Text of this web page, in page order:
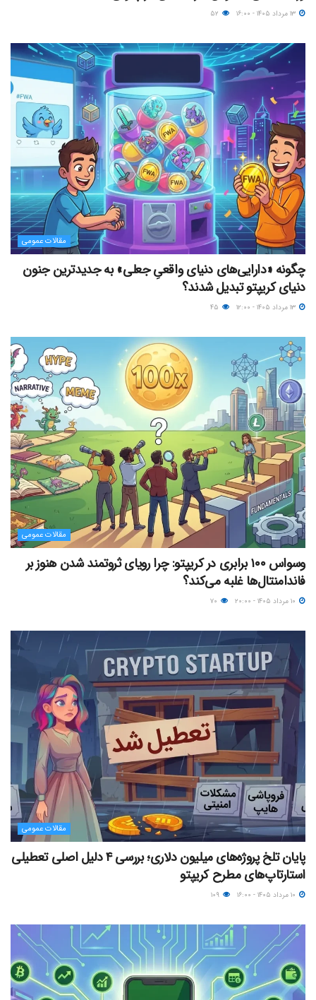
مقالات عمومی
چگونه «دارایی‌های دنیای واقعیِ جعلی» به جدیدترین جنون
دنیای کریپتو تبدیل شدند؟
مقالات عمومی
وسواس ۱۰۰ برابری در کریپتو: چرا رویای ثروتمند شدن هنوز بر
فاندامنتال‌ها غلبه می‌کند؟
مقالات عمومی
پایان تلخ پروژه‌های میلیون دلاری؛ بررسی ۴ دلیل اصلی تعطیلی
استارتاپ‌های مطرح کریپتو